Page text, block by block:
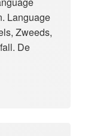
Language
Zweeds,
De